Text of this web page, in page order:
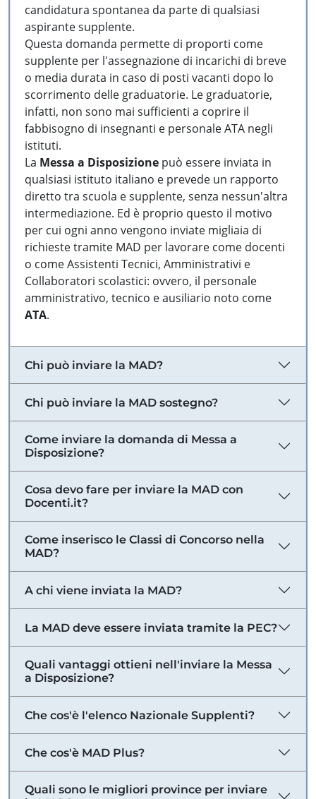
candidatura spontanea da parte di qualsiasi
aspirante supplente.
Questa domanda permette di proporti come
supplente per l'assegnazione di incarichi di breve
o media durata in caso di posti vacanti dopo lo
scorrimento delle graduatorie. Le graduatorie,
infatti, non sono mai sufficienti a coprire il
fabbisogno di insegnanti e personale ATA negli
istituti.
La Messa a Disposizione può essere inviata in
qualsiasi istituto italiano e prevede un rapporto
diretto tra scuola e supplente, senza nessun'altra
intermediazione. Ed è proprio questo il motivo
per cui ogni anno vengono inviate migliaia di
richieste tramite MAD per lavorare come docenti
o come Assistenti Tecnici, Amministrativi e
Collaboratori scolastici: ovvero, il personale
amministrativo, tecnico e ausiliario noto come
ATA.
Chi può inviare la MAD?
Chi può inviare la MAD sostegno?
Come inviare la domanda di Messa a
Disposizione?
Cosa devo fare per inviare la MAD con
Docenti.it?
Come inserisco le Classi di Concorso nella
MAD?
A chi viene inviata la MAD?
La MAD deve essere inviata tramite la PEC?
Quali vantaggi ottieni nell'inviare la Messa
a Disposizione?
Che cos'è l'elenco Nazionale Supplenti?
Che cos'è MAD Plus?
Quali sono le migliori province per inviare